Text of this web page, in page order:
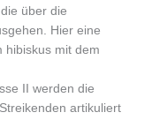
über die
Hier eine
hibiskus mit dem
II werden die
artikuliert